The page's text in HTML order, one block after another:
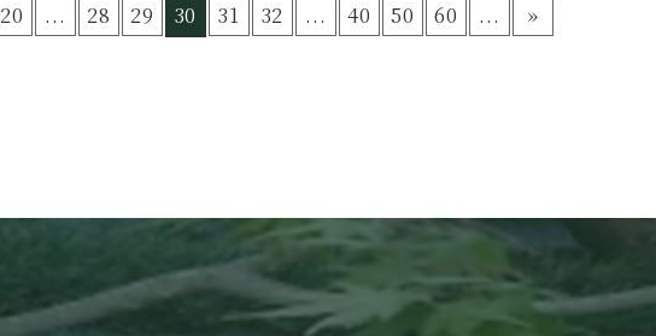
20 ... 28 29 30 31 32 ... 40 50 60 ... »